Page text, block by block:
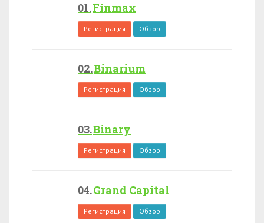
Finmax
Регистрация Обзор
Binarium
Регистрация Обзор
Binary
Регистрация Обзор
Grand Capital
Регистрация Обзор